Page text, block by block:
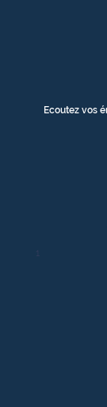
Ecoutez vos
1